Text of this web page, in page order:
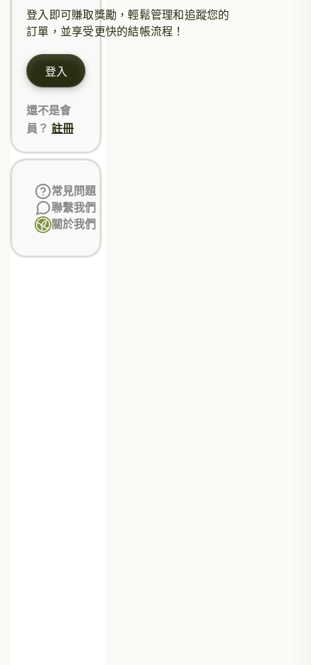
登入即可賺取獎勵，輕鬆管理和追蹤您的
訂單，並享受更快的結帳流程！
登入
還不是會
員？ 註冊
常見問題
聯繫我們
關於我們